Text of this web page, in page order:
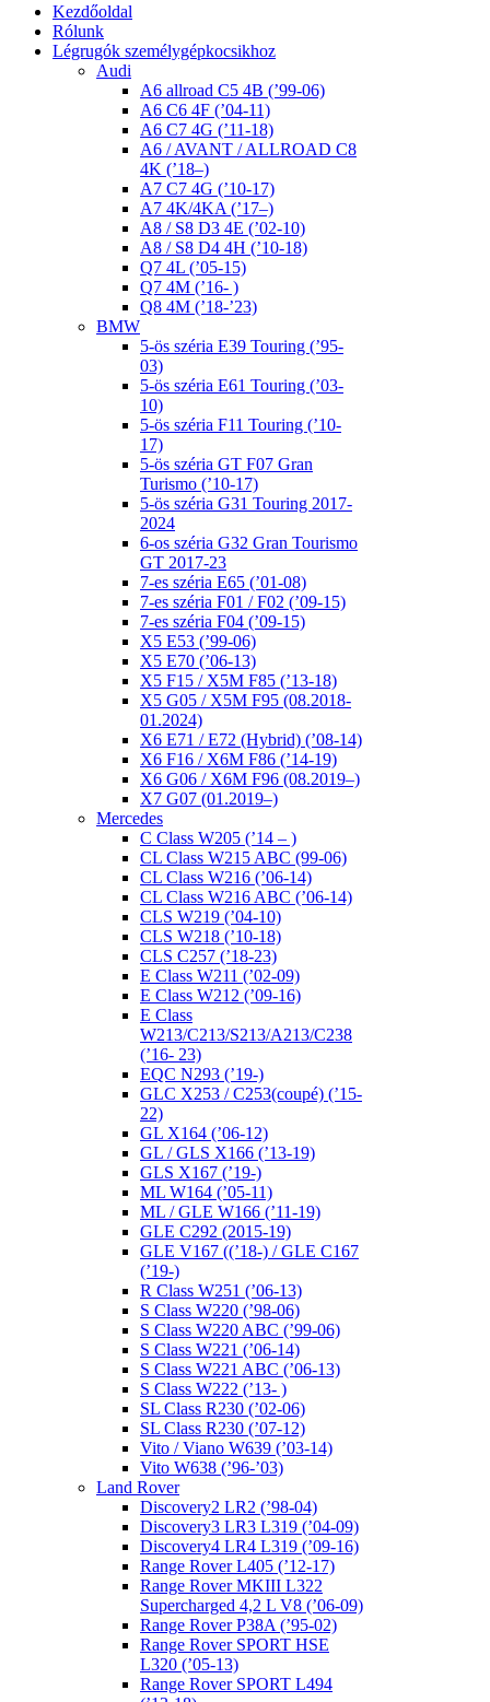
Kezdőoldal
Rólunk
Légrugók személygépkocsikhoz
Audi
A6 allroad C5 4B (’99-06)
A6 C6 4F (’04-11)
A6 C7 4G (’11-18)
A6 / AVANT / ALLROAD C8
4K (’18–)
A7 C7 4G (’10-17)
A7 4K/4KA (’17–)
A8 / S8 D3 4E (’02-10)
A8 / S8 D4 4H (’10-18)
Q7 4L (’05-15)
Q7 4M (’16- )
Q8 4M (’18-’23)
BMW
5-ös széria E39 Touring (’95-
03)
5-ös széria E61 Touring (’03-
10)
5-ös széria F11 Touring (’10-
17)
5-ös széria GT F07 Gran
Turismo (’10-17)
5-ös széria G31 Touring 2017-
2024
6-os széria G32 Gran Tourismo
GT 2017-23
7-es széria E65 (’01-08)
7-es széria F01 / F02 (’09-15)
7-es széria F04 (’09-15)
X5 E53 (’99-06)
X5 E70 (’06-13)
X5 F15 / X5M F85 (’13-18)
X5 G05 / X5M F95 (08.2018-
01.2024)
X6 E71 / E72 (Hybrid) (’08-14)
X6 F16 / X6M F86 (’14-19)
X6 G06 / X6M F96 (08.2019–)
X7 G07 (01.2019–)
Mercedes
C Class W205 (’14 – )
CL Class W215 ABC (99-06)
CL Class W216 (’06-14)
CL Class W216 ABC (’06-14)
CLS W219 (’04-10)
CLS W218 (’10-18)
CLS C257 (’18-23)
E Class W211 (’02-09)
E Class W212 (’09-16)
E Class
W213/C213/S213/A213/C238
(’16- 23)
EQC N293 (’19-)
GLC X253 / C253(coupé) (’15-
22)
GL X164 (’06-12)
GL / GLS X166 (’13-19)
GLS X167 (’19-)
ML W164 (’05-11)
ML / GLE W166 (’11-19)
GLE C292 (2015-19)
GLE V167 ((’18-) / GLE C167
(’19-)
R Class W251 (’06-13)
S Class W220 (’98-06)
S Class W220 ABC (’99-06)
S Class W221 (’06-14)
S Class W221 ABC (’06-13)
S Class W222 (’13- )
SL Class R230 (’02-06)
SL Class R230 (’07-12)
Vito / Viano W639 (’03-14)
Vito W638 (’96-’03)
Land Rover
Discovery2 LR2 (’98-04)
Discovery3 LR3 L319 (’04-09)
Discovery4 LR4 L319 (’09-16)
Range Rover L405 (’12-17)
Range Rover MKIII L322
Supercharged 4,2 L V8 (’06-09)
Range Rover P38A (’95-02)
Range Rover SPORT HSE
L320 (’05-13)
Range Rover SPORT L494